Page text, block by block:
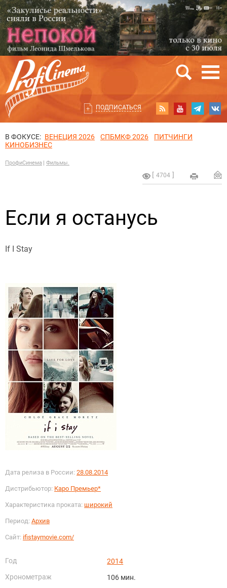
ПОДПИСАТЬСЯ
В ФОКУСЕ: ВЕНЕЦИЯ 2026 СПБМКФ 2026
ПИТЧИНГИ
КИНОБИЗНЕС
ПрофиСинема Фильмы.
4704
Если я останусь
If I Stay
Дата релиза в России: 28.08.2014
Дистрибьютор: Каро Премьер*
Характеристика проката: широкий
Период: Архив
Сайт: ifistaymovie.com/
Год
2014
Хронометраж
106 мин.